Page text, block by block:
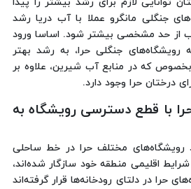
توانایی لازم برای رشد بیشتر را پیدا
جنگلی مانگرو عملا با آب دریا رشد
از حد مشخصی بیشتر شود. اساسا ورود
رویشگاه‌های جنگلی حرا، به رشد بهتر
که در منابع آب شیرین، علاوه بر
درختان حرا وجود دارد.
با قطع دسترسی رویشگاه به
رویشگاه‌های مختلف حرا در خط ساحلی
اقلیمی منطقه خود سازگار شده‌اند،
حرا در دلتای رودخانه‌ها قرار گرفته‌اند